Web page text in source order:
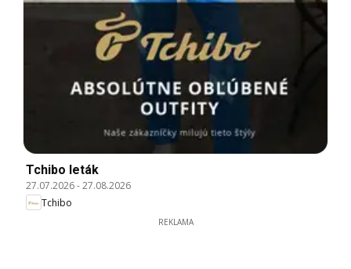
Tchibo leták
27.07.2026-27.08.2026
Tchibo
REKLAMA